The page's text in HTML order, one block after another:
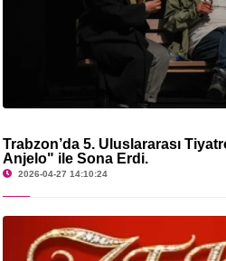
Trabzon’da 5. Uluslararası
Anjelo" ile Sona Erdi.
2026-04-27 14:10:24